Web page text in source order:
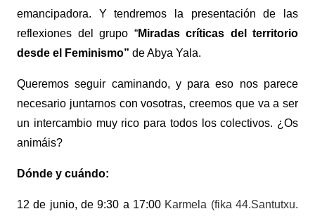
emancipadora. Y tendremos la presentación de las
reflexiones del grupo “Miradas críticas del territorio
desde el Feminismo” de Abya Yala.
Queremos seguir caminando, y para eso nos parece
necesario juntarnos con vosotras, creemos que va a ser
un intercambio muy rico para todos los colectivos. ¿Os
animáis?
Dónde y cuándo:
12 de junio, de 9:30 a 17:00 Karmela (fika 44.Santutxu.